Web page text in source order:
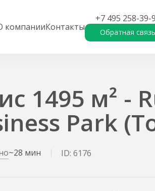
компанииКонтакты
+7 495 258-39-
Обратная связь
1495 м² -
Park
~28 мин ID: 6176